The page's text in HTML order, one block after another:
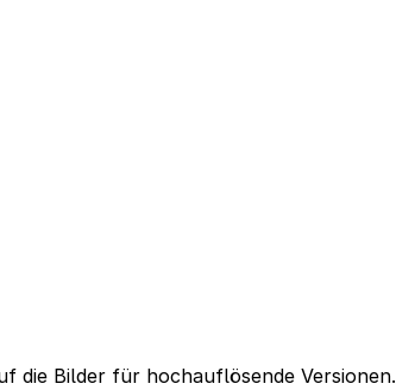
die Bilder für hochauflösende Versionen.